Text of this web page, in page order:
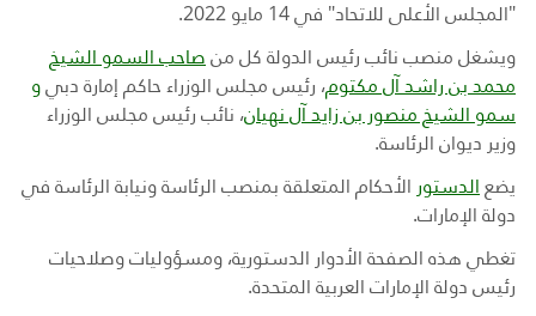
"المجلس الأعلى للاتحاد" في 14 مايو 2022.
ويشغل منصب نائب رئيس الدولة كل من صاحب السمو الشيخ
محمد بن راشد آل مكتوم، رئيس مجلس الوزراء حاكم إمارة دبيو
سمو الشيخ منصور بن زايد آل نهيان، نائب رئيس مجلس الوزراء
وزير ديوان الرئاسة.
يضع الدستور الأحكام المتعلقة بمنصب الرئاسة ونيابة الرئاسة في
دولة الإمارات.
تغطي هذه الصفحة الأدوار الدستورية، ومسؤوليات وصلاحيات
رئيس دولة الإمارات العربية المتحدة.